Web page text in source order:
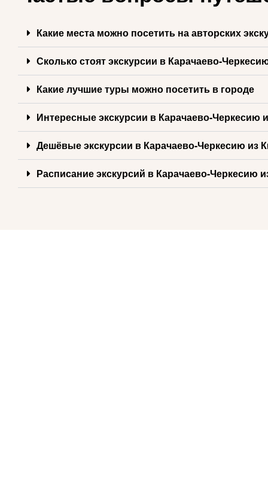
Какие места можно посетить на авторских
Сколько стоят экскурсии в Карачаево-
Какие лучшие туры можно посетить в городе
Интересные экскурсии в Карачаево-Черкесию
Дешёвые экскурсии в Карачаево-Черкесию из
Расписание экскурсий в Карачаево-Черкесию